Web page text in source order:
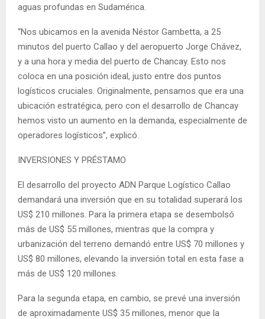
aguas profundas en Sudamérica.
“Nos ubicamos en la avenida Néstor Gambetta, a 25
minutos del puerto Callao y del aeropuerto Jorge Chávez,
y a una hora y media del puerto de Chancay. Esto nos
coloca en una posición ideal, justo entre dos puntos
logísticos cruciales. Originalmente, pensamos que era una
ubicación estratégica, pero con el desarrollo de Chancay
hemos visto un aumento en la demanda, especialmente de
operadores logísticos”, explicó.
INVERSIONES Y PRÉSTAMO
El desarrollo del proyecto ADN Parque Logístico Callao
demandará una inversión que en su totalidad superará los
US$ 210 millones. Para la primera etapa se desembolsó
más de US$ 55 millones, mientras que la compra y
urbanización del terreno demandó entre US$ 70 millones y
US$ 80 millones, elevando la inversión total en esta fase a
más de US$ 120 millones.
Para la segunda etapa, en cambio, se prevé una inversión
de aproximadamente US$ 35 millones, menor que la